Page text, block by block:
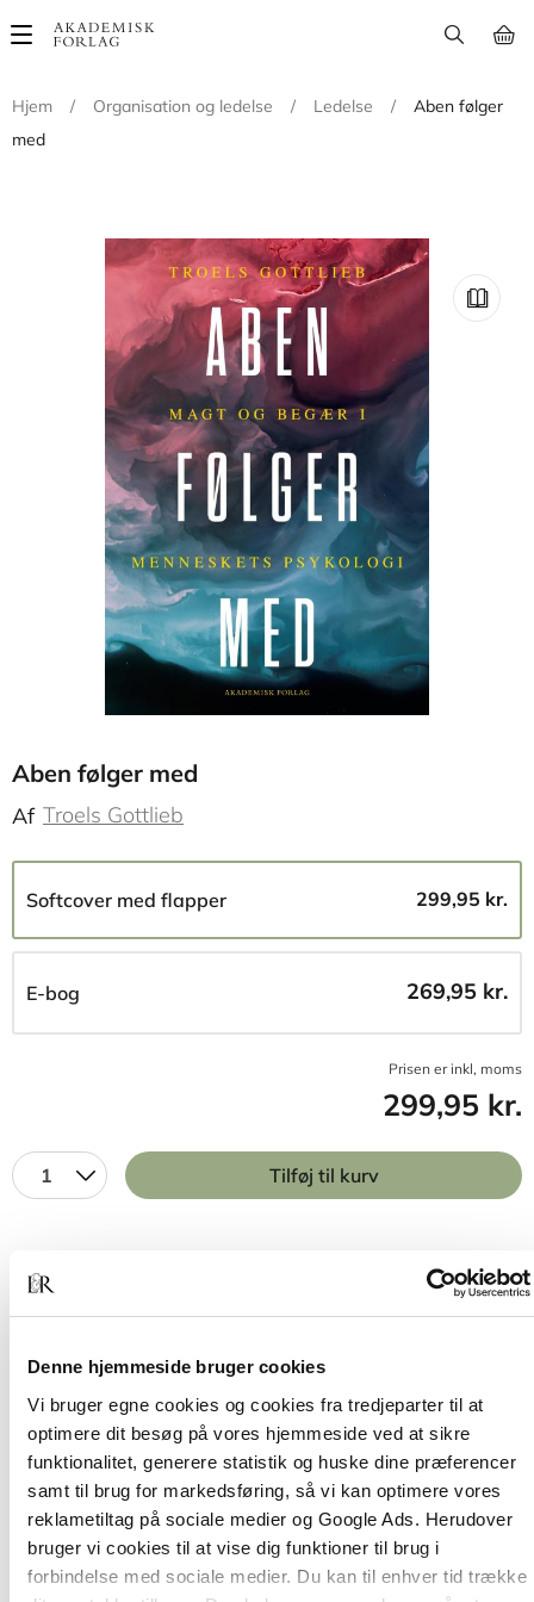
Denne hjemmeside bruger cookies
Vi bruger egne cookies og cookies fra tredjeparter til at
optimere dit besøg på vores hjemmeside ved at sikre
funktionalitet, generere statistik og huske dine præferencer
samt til brug for markedsføring, så vi kan optimere vores
reklametiltag på sociale medier og Google Ads. Herudover
bruger vi cookies til at vise dig funktioner til brug i
forbindelse med sociale medier. Du kan til enhver tid trække
Main
Hjem
/ Organisation og ledelse / Ledelse /
Aben følger
med
Aben følger med
Af Troels Gottlieb
Softcover med flapper 299,95 kr.
E-bog 269,95 kr.
Prisen er inkl, moms
299,95 kr.
1 Tilføj til kurv
BESKRIVELSE
Mennesket drives fra tid til anden så stærkt af
frygt, had eller begær, at vi fuldstændig overser, at
vi er én stor familie. De grimme sider, vi ser hos
andre, er også en del af os selv. Både det gode og
det onde er en del af ethvert menneskes eksistens.
ABEN FØLGER MED handler om, hvordan vores
kød, blod, nerveceller og DNA interagerer med en
moderne verden med forskellige kulturelle og